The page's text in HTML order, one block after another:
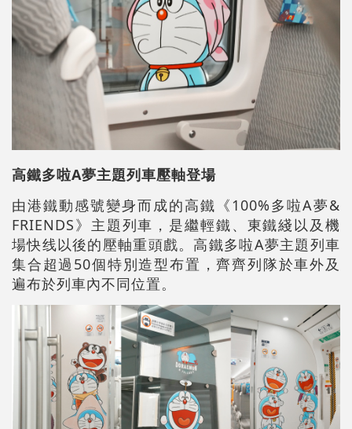
高鐵多啦A夢主題列車壓軸登場
由港鐵動感號變身而成的高鐵《100%多啦A夢&
FRIENDS》主題列車，是繼輕鐵、東鐵綫以及機
場快线以後的壓軸重頭戲。高鐵多啦A夢主題列車
集合超過50個特別造型布置，齊齊列隊於車外及
遍布於列車內不同位置。